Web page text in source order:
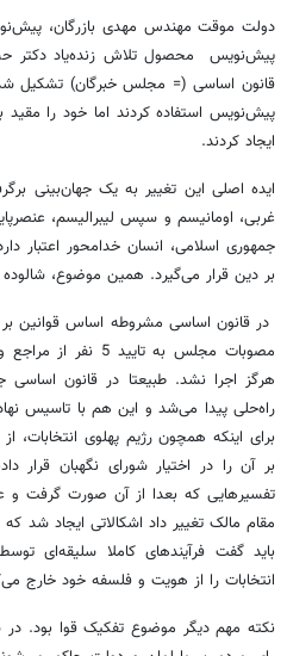
دولت موقت مهندس مهدی بازرگان،
پیش‌نویس محصول تلاش زنده‌یاد دکتر
قانون اساسی (= مجلس خبرگان) تشکیل
پیش‌نویس استفاده کردند اما خود را
ایجاد کردند.
ایده اصلی این تغییر به یک جهان‌بینی
غربی، اومانیسم و سپس لیبرالیسم،
جمهوری اسلامی، انسان خدامحور اعتبار
بر دین قرار می‌گیرد. همین موضوع،
در قانون اساسی مشروطه اساس قوانین بر
مصوبات مجلس به
هرگز اجرا نشد. طبیعتا در قانون اساسی
راه‌حلی پیدا می‌شد و این هم با تاسیس
برای اینکه همچون رژیم پهلوی انتخابات،
بر آن را در اختیار شورای نگهبان قرار
تفسیرهایی که بعدا از آن صورت گرفت و
مقام مالک تغییر داد اشکالاتی ایجاد شد
باید گفت فرآیندهای کاملا سلیقه‌ای
انتخابات را از هویت و فلسفه خود خارج
نکته مهم دیگر موضوع تفکیک قوا بود.